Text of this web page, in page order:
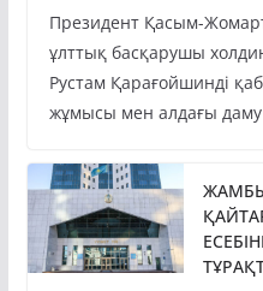
Президент Қасым-
ұлттық басқарушы
Рустам Қарағойшинді
жұмысы мен алдағы